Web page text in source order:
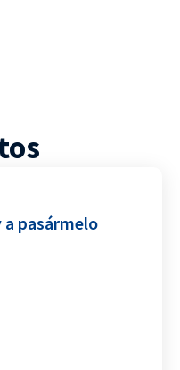
a pasármelo